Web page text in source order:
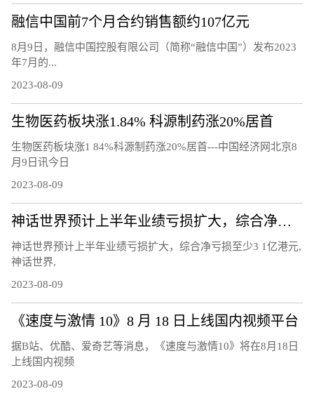
融信中国前7个月合约销售额约107亿元
8月9日，融信中国控股有限公司（简称“融信中国”）发布2023
年7月的...
2023-08-09
生物医药板块涨1.84% 科源制药涨20%居首
生物医药板块涨1 84%科源制药涨20%居首---中国经济网北京8
月9日讯今日
2023-08-09
神话世界预计上半年业绩亏损扩大，综合净亏损至少3.1亿港元
神话世界预计上半年业绩亏损扩大，综合净亏损至少3 1亿港元,
神话世界,
2023-08-09
《速度与激情 10》8 月 18 日上线国内视频平台
据B站、优酷、爱奇艺等消息，《速度与激情10》将在8月18日
上线国内视频
2023-08-09